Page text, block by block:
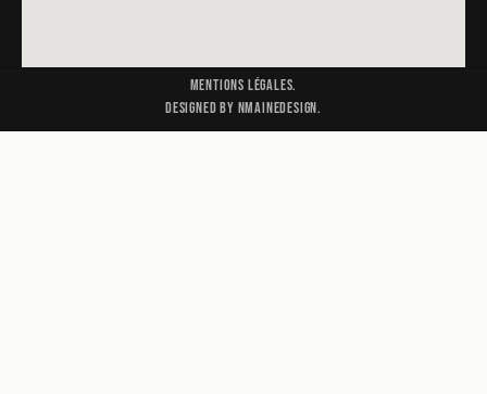
Designed by nmainedesign.
Mentions légales.